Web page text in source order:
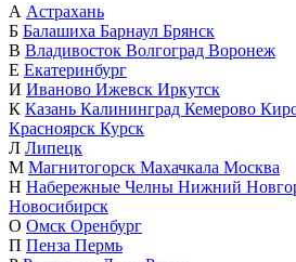
А Астрахань
Б Балашиха Барнаул Брянск
В Владивосток Волгоград Воронеж
Е Екатеринбург
И Иваново Ижевск Иркутск
К Казань Калининград Кемерово
Красноярск Курск
Л Липецк
М Магнитогорск Махачкала Москва
Н Набережные Челны Нижний
Новосибирск
О Омск Оренбург
П Пенза Пермь